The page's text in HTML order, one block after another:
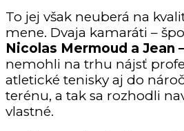
To jej však neuberá na
mene. Dvaja kamaráti –
Nicolas Mermoud a Jean
nemohli na trhu nájsť
atletické tenisky aj do
terénu, a tak sa rozhodli
vlastné.